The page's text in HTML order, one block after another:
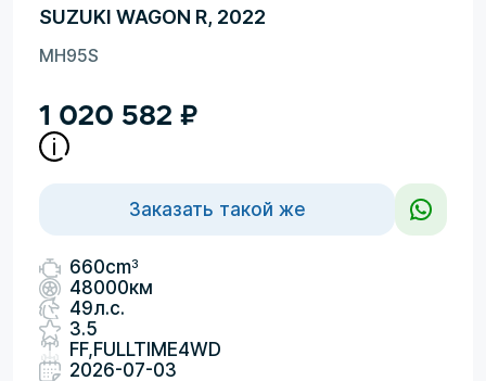
SUZUKI WAGON R, 2022
MH95S
1 020 582 ₽
Заказать такой же
660cm3
48000км
49л.с.
3.5
FF,FULLTIME4WD
2026-07-03